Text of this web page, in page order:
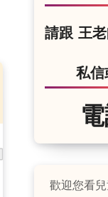
請跟 王
私信
歡迎您看